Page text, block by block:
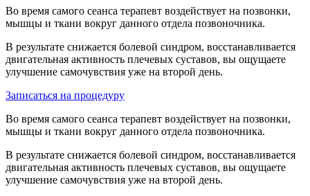
Во время самого сеанса терапевт воздействует на позвонки,
мышцы и ткани вокруг данного отдела позвоночника.
В результате снижается болевой синдром, восстанавливается
двигательная активность плечевых суставов, вы ощущаете
улучшение самочувствия уже на второй день.
Записаться на процедуру
Во время самого сеанса терапевт воздействует на позвонки,
мышцы и ткани вокруг данного отдела позвоночника.
В результате снижается болевой синдром, восстанавливается
двигательная активность плечевых суставов, вы ощущаете
улучшение самочувствия уже на второй день.